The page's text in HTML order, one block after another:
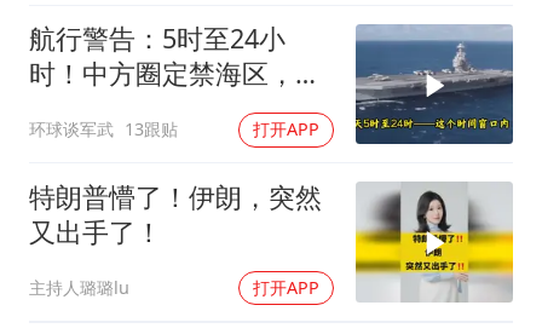
航行警告：5时至24小
时！中方圈定禁海区，美
航母紧急后撤，黄岩岛主
权已定
环球谈军武 13跟贴 打开APP
特朗普懵了！伊朗，突然
又出手了！
主持人璐璐lu 打开APP